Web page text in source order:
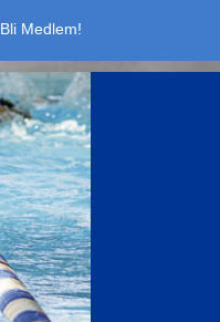
Bli Medlem!